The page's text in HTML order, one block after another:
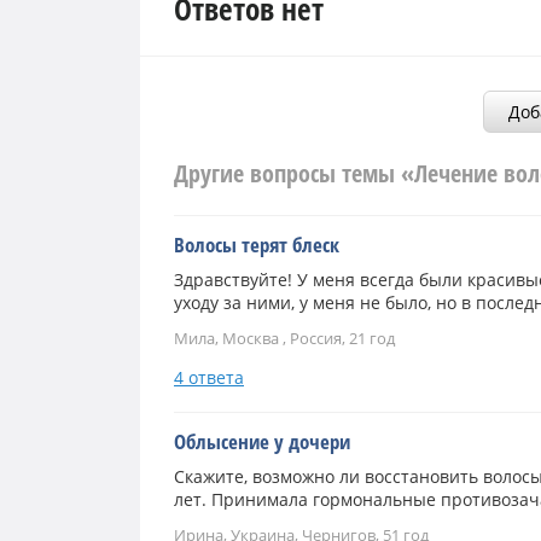
Ответов нет
Другие вопросы темы «Лечение
Волосы терят блеск
Здравствуйте! У меня всегда были
уходу за ними, у меня не было, но в
Мила, Москва , Россия, 21 год
4 ответа
Облысение у дочери
Скажите, возможно ли восстановить
лет. Принимала гормональные
Ирина, Украина, Чернигов, 51 год